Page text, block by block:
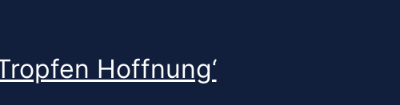
Hoffnung‘